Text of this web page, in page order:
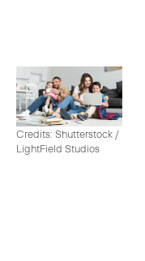
Credits: Shutterstock /
LightField Studios